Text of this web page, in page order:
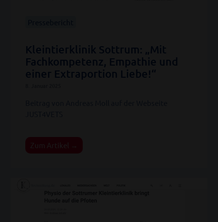
Kleintierklinik Sottrum: „Mit
Fachkompetenz, Empathie und
einer Extraportion Liebe!“
Zum Artikel →